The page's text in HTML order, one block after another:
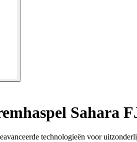
Sahara
technologieën voor